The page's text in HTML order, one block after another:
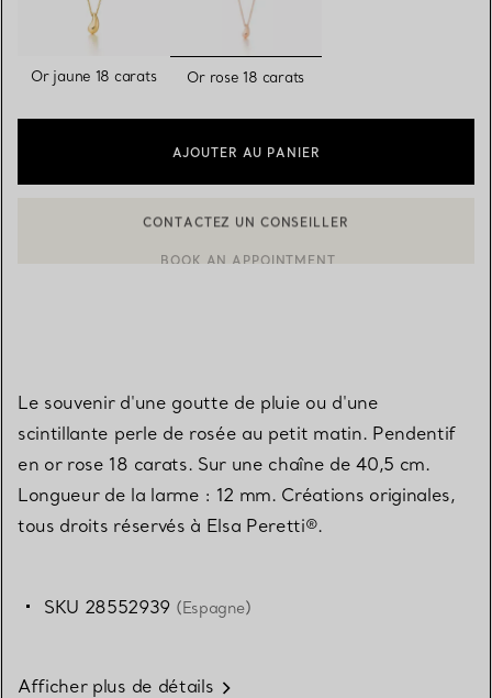
Or jaune 18 carats sélectionnés
Or rose 18 carats
AJOUTER AU PANIER
BOOK AN APPOINTMENT
Le souvenir d'une goutte de pluie ou d'une
scintillante perle de rosée au petit matin. Pendentif
en or rose 18 carats. Sur une chaîne de 40,5 cm.
Longueur de la larme : 12 mm. Créations originales,
tous droits réservés à Elsa Peretti®.
SKU 28552939 (Espagne)
Afficher plus de détails